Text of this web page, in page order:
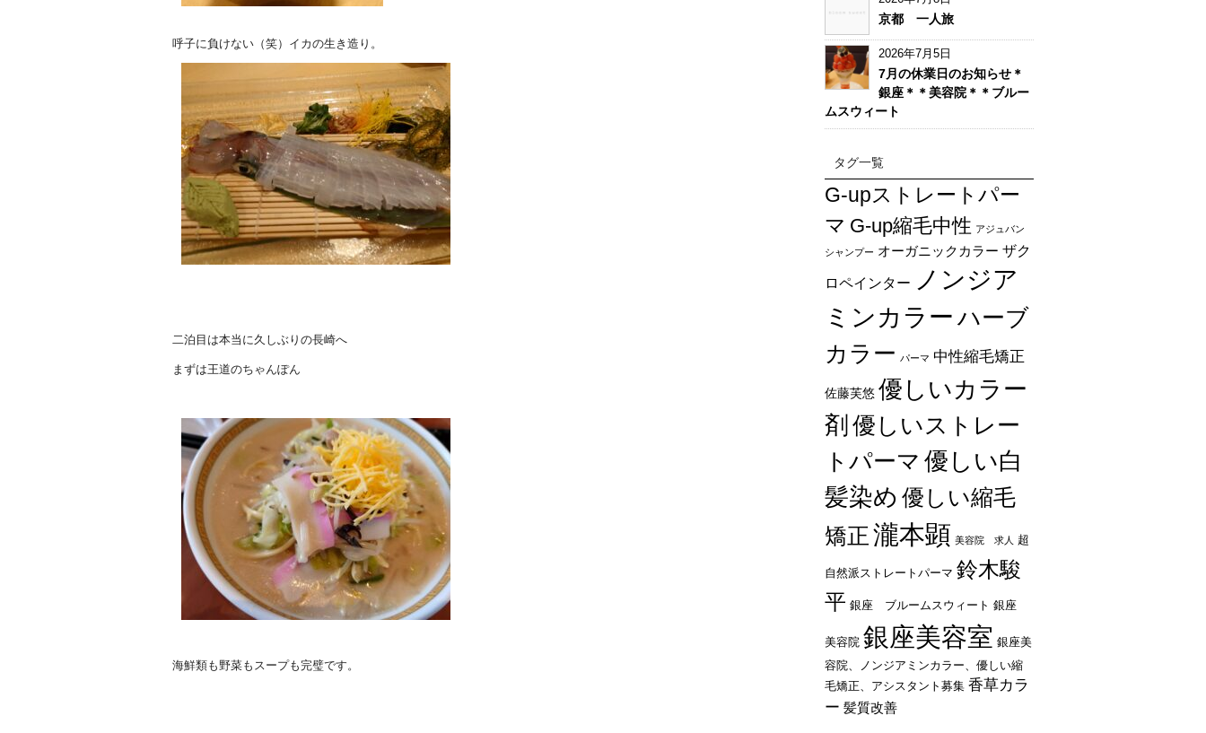
呼子に負けない（笑）イカの生き造り。
二泊目は本当に久しぶりの長崎へ
まずは王道のちゃんぽん
海鮮類も野菜もスープも完璧です。
京都 一人旅
2026年7月5日
7月の休業日のお知らせ＊
銀座＊＊美容院＊＊ブルー
ムスウィート
タグ一覧
G-upストレートパー
マ G-up縮毛中性 アジュバン
シャンプー オーガニックカラー ザク
ロペインター
ノンジア
ミンカラー ハーブ
カラー パーマ 中性縮毛矯正
佐藤芙悠 優しいカラー
剤 優しいストレー
トパーマ 優しい白
髪染め 優しい縮毛
矯正 瀧本顕 美容院 求人 超
自然派ストレートパーマ 鈴木駿
平 銀座 ブルームスウィート 銀座
美容院 銀座美容室 銀座美
容院、ノンジアミンカラー、優しい縮
毛矯正、アシスタント募集 香草カラ
ー 髪質改善